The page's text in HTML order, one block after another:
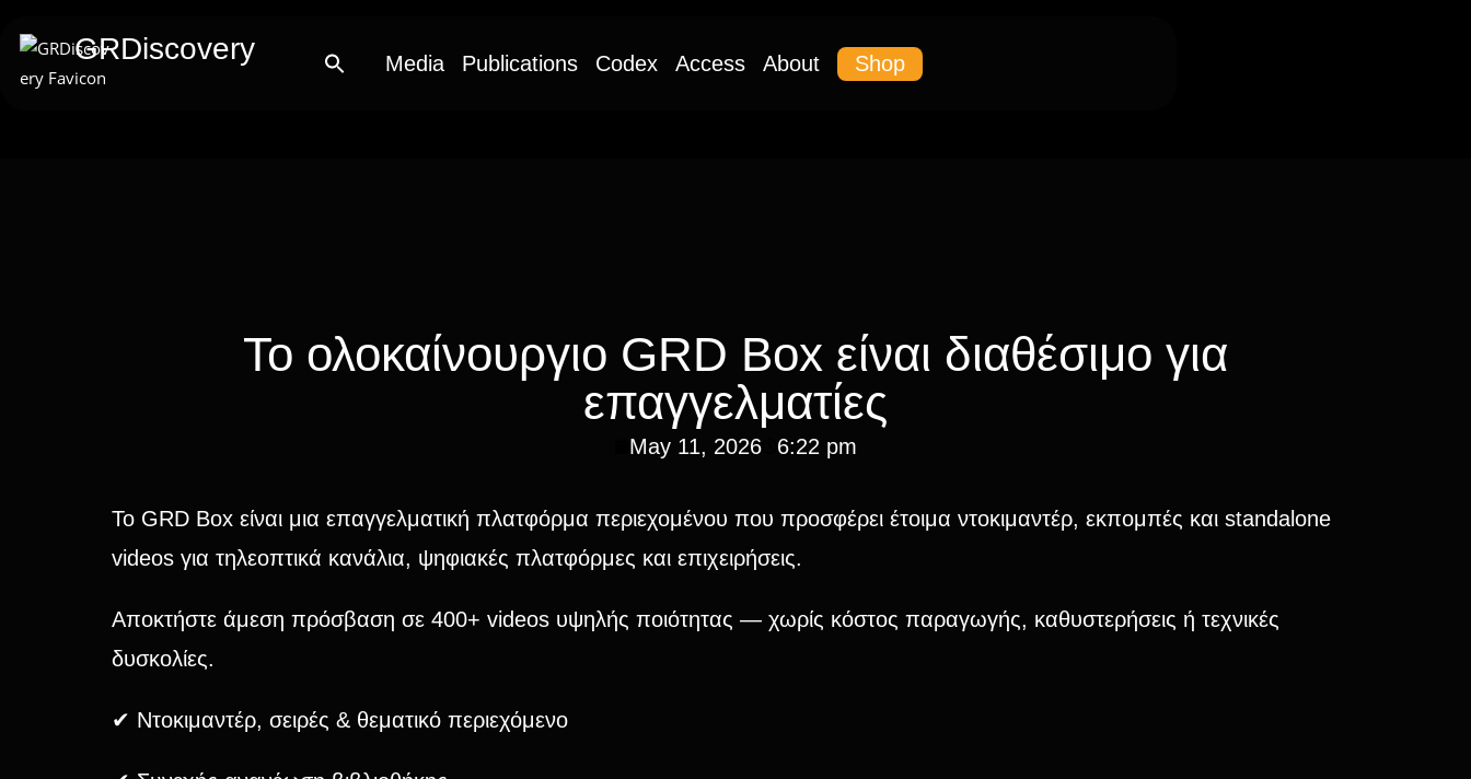
GRDiscovery Media Publications Codex Access About Shop
Το ολοκαίνουργιο GRD Box είναι διαθέσιμο για
επαγγελματίες
May 11, 2026 6:22 pm
Το GRD Box είναι μια επαγγελματική πλατφόρμα περιεχομένου που προσφέρει έτοιμα ντοκιμαντέρ, εκπομπές και standalone
videos για τηλεοπτικά κανάλια, ψηφιακές πλατφόρμες και επιχειρήσεις.
Αποκτήστε άμεση πρόσβαση σε 400+ videos υψηλής ποιότητας — χωρίς κόστος παραγωγής, καθυστερήσεις ή τεχνικές
δυσκολίες.
✔ Ντοκιμαντέρ, σειρές & θεματικό περιεχόμενο